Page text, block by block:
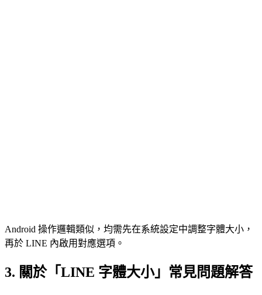
Android 操作邏輯類似，均需先在系統設定中調整字體大小，
再於 LINE 內啟用對應選項。
3. 關於「LINE 字體大小」常見問題解答